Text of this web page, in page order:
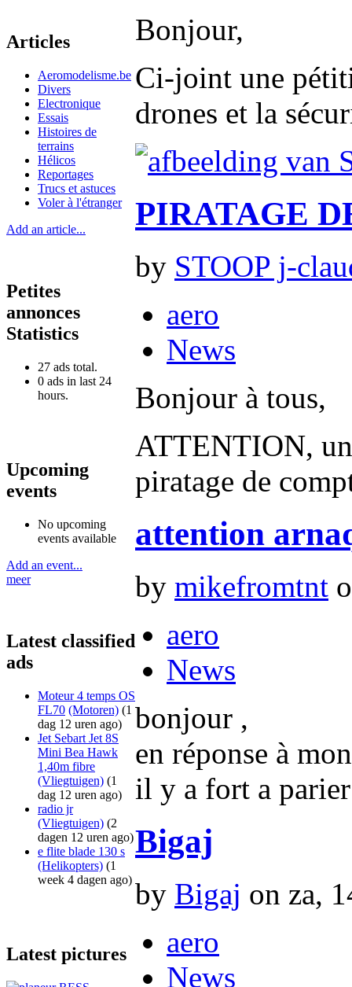
Articles
Aeromodelisme.be
Divers
Electronique
Essais
Histoires de
terrains
Hélicos
Reportages
Trucs et astuces
Voler à l'étranger
Add an article...
Petites
annonces
Statistics
27 ads total.
0 ads in last 24
hours.
Upcoming
events
No upcoming
events available
Add an event...
meer
Latest classified
ads
Moteur 4 temps OS
FL70 (Motoren) (1
dag 12 uren ago)
Jet Sebart Jet 8S
Mini Bea Hawk
1,40m fibre
(Vliegtuigen) (1
dag 12 uren ago)
radio jr
(Vliegtuigen) (2
dagen 12 uren ago)
e flite blade 130 s
(Helikopters) (1
week 4 dagen ago)
Latest pictures
Bonjour,
Ci-joint une
drones et la
PIRATAGE
by STOOP j-
aero
News
Bonjour à tous,
ATTENTION,
piratage de
attention
by mikefromtnt
aero
News
bonjour ,
en réponse à
il y a fort a
Bigaj
by Bigaj on za,
aero
News